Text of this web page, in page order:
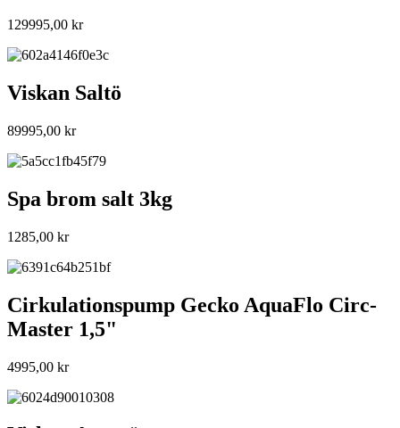
129995,00 kr
Viskan Saltö
89995,00 kr
Spa brom salt 3kg
1285,00 kr
Cirkulationspump Gecko AquaFlo Circ-
Master 1,5"
4995,00 kr